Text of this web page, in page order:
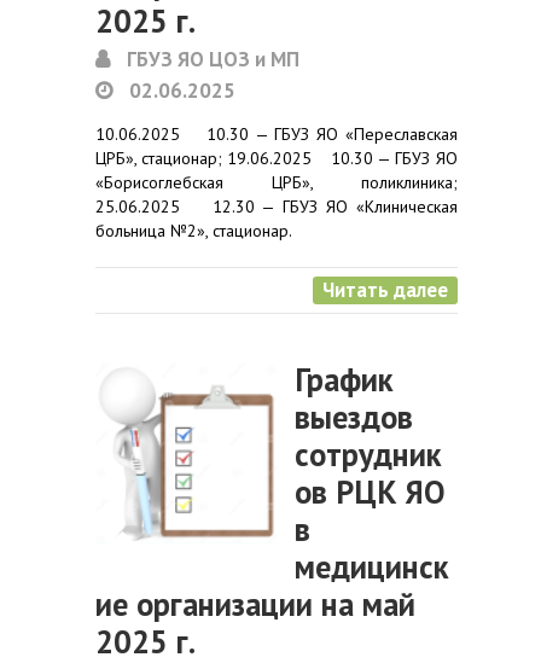
2025 г.
ГБУЗ ЯО ЦОЗ и МП
02.06.2025
10.06.2025 10.30 — ГБУЗ ЯО «Переславская
ЦРБ», стационар; 19.06.2025 10.30 — ГБУЗ ЯО
«Борисоглебская ЦРБ», поликлиника;
25.06.2025 12.30 — ГБУЗ ЯО «Клиническая
больница №2», стационар.
Читать далее
График
выездов
сотрудник
ов РЦК ЯО
в
медицинск
ие организации на май
2025 г.